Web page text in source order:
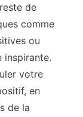
de
comme
ou
inspirante.
votre
en
de la